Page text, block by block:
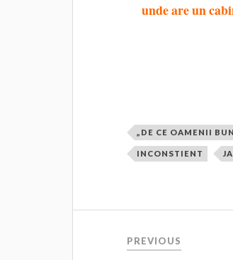
unde are un
„DE CE OAMENII
INCONSTIENT
PREVIOUS